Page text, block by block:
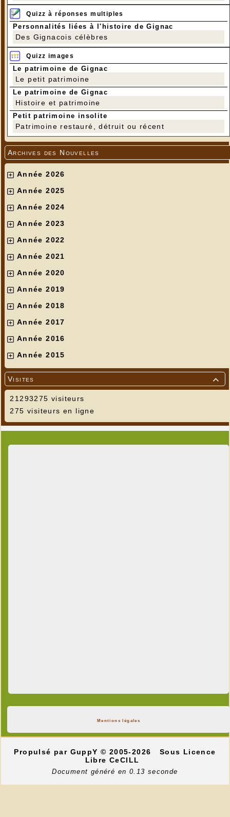
Quizz à réponses multiples
Personnalités liées à l'histoire de Gignac
Des Gignacois célèbres
Quizz images
Le patrimoine de Gignac
Le petit patrimoine
Le patrimoine de Gignac
Histoire et patrimoine
Petit patrimoine insolite
Patrimoine restauré, détruit ou récent
Archives des Nouvelles
Année 2026
Année 2025
Année 2024
Année 2023
Année 2022
Année 2021
Année 2020
Année 2019
Année 2018
Année 2017
Année 2016
Année 2015

Visites
21293275 visiteurs
275 visiteurs en ligne
Mentions légales
Propulsé par GuppY© 2005-2026
Sous Licence
Libre CeCILL
Document généré en 0.13 seconde